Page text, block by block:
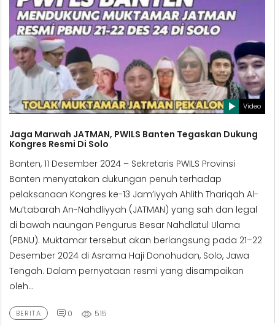
Video
Jaga Marwah JATMAN, PWILS Banten Tegaskan Dukung
Kongres Resmi Di Solo
Banten, 11 Desember 2024 – Sekretaris PWILS Provinsi
Banten menyatakan dukungan penuh terhadap
pelaksanaan Kongres ke-13 Jam’iyyah Ahlith Thariqah Al-
Mu’tabarah An-Nahdliyyah (JATMAN) yang sah dan legal
di bawah naungan Pengurus Besar Nahdlatul Ulama
(PBNU). Muktamar tersebut akan berlangsung pada 21–22
Desember 2024 di Asrama Haji Donohudan, Solo, Jawa
Tengah. Dalam pernyataan resmi yang disampaikan
oleh...
BERITA 0 515